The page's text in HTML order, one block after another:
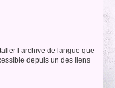
l’archive de langue que
depuis un des liens